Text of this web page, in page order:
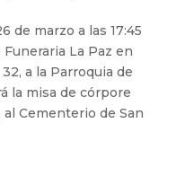
de marzo a las 17:45
La Paz en
a la Parroquia de
la misa de córpore
Cementerio de San